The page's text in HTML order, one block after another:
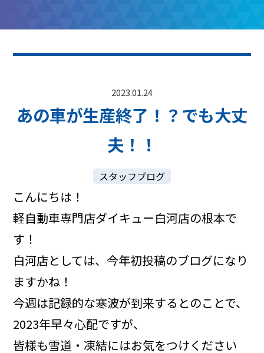
2023.01.24
あの車が生産終了！？でも大丈
夫！！
スタッフブログ
こんにちは！
軽自動車専門店ダイキュー白河店の根本で
す！
白河店としては、今年初投稿のブログになり
ますかね！
今週は記録的な寒波が到来するとのことで、
2023年早々心配ですが、
皆様も雪道・凍結にはお気をつけください